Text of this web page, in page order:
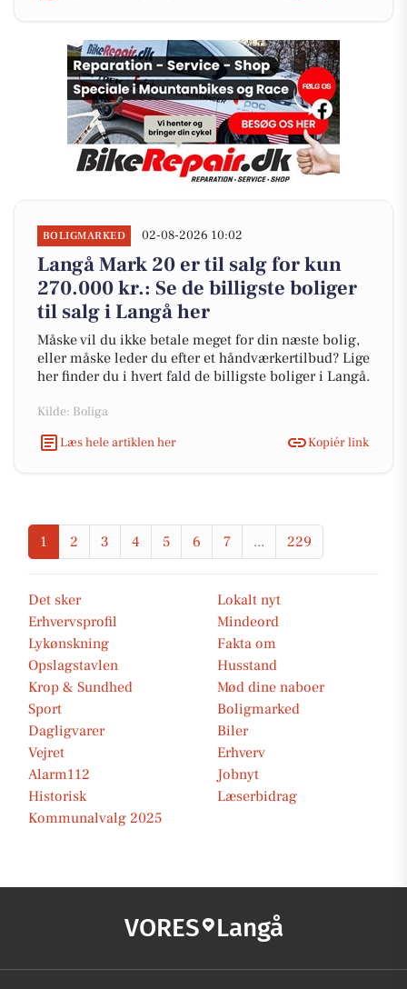
BOLIGMARKED 02-08-2026 10:02
Langå Mark 20 er til salg for kun
270.000 kr.: Se de billigste boliger
til salg i Langå her
Måske vil du ikke betale meget for din næste bolig,
eller måske leder du efter et håndværkertilbud? Lige
her finder du i hvert fald de billigste boliger i Langå.
Kilde: Boliga
Læs hele artiklen her
Kopiér link
1 2 3 4 5 6 7 ... 229
Det sker
Lokalt nyt
Erhvervsprofil
Mindeord
Lykønskning
Fakta om
Opslagstavlen
Husstand
Krop & Sundhed
Mød dine naboer
Sport
Boligmarked
Dagligvarer
Biler
Vejret
Erhverv
Alarm112
Jobnyt
Historisk
Læserbidrag
Kommunalvalg 2025
VORES Langå